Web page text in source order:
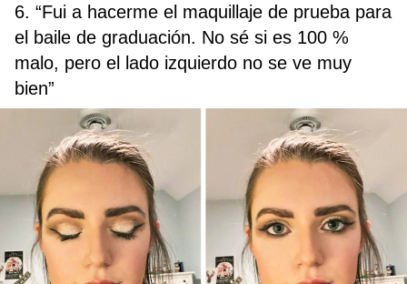
6. “Fui a hacerme el maquillaje de prueba para
el baile de graduación. No sé si es 100 %
malo, pero el lado izquierdo no se ve muy
bien”